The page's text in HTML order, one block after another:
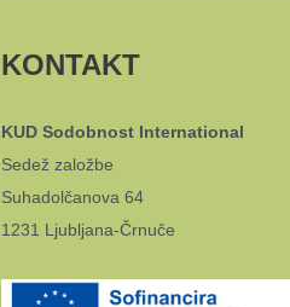
KONTAKT
KUD Sodobnost International
Sedež založbe
Suhadolčanova 64
1231 Ljubljana-Črnuče